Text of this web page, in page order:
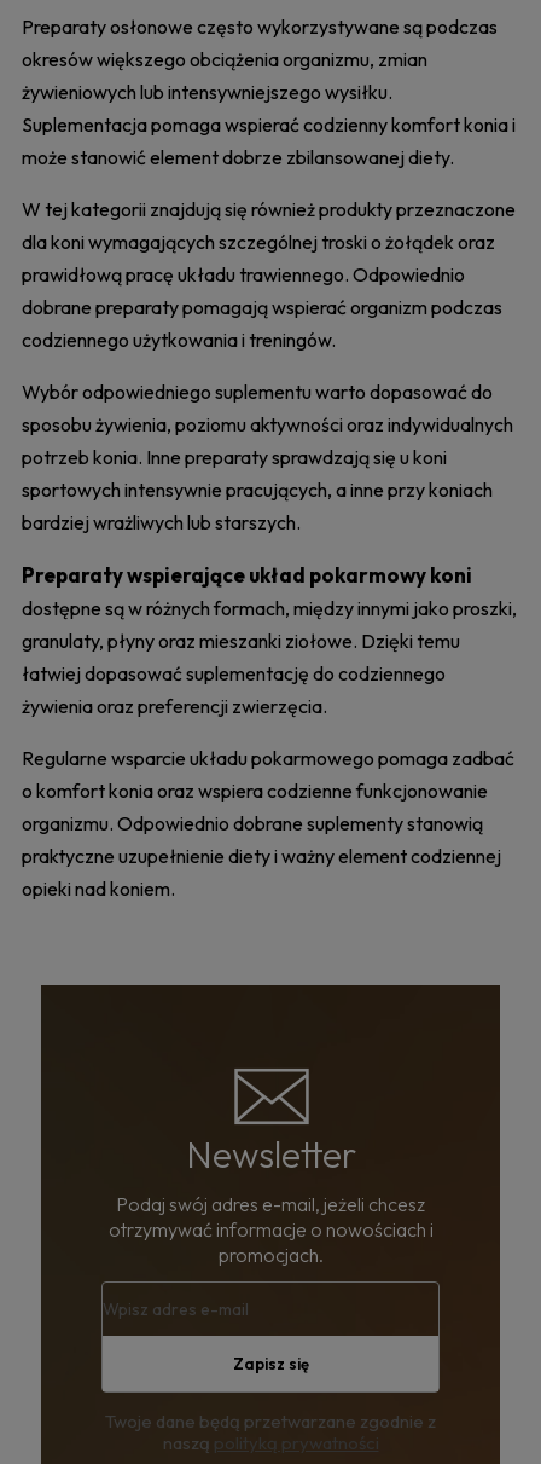
Preparaty osłonowe często wykorzystywane są podczas
okresów większego obciążenia organizmu, zmian
żywieniowych lub intensywniejszego wysiłku.
Suplementacja pomaga wspierać codzienny komfort konia i
może stanowić element dobrze zbilansowanej diety.
W tej kategorii znajdują się również produkty przeznaczone
dla koni wymagających szczególnej troski o żołądek oraz
prawidłową pracę układu trawiennego. Odpowiednio
dobrane preparaty pomagają wspierać organizm podczas
codziennego użytkowania i treningów.
Wybór odpowiedniego suplementu warto dopasować do
sposobu żywienia, poziomu aktywności oraz indywidualnych
potrzeb konia. Inne preparaty sprawdzają się u koni
sportowych intensywnie pracujących, a inne przy koniach
bardziej wrażliwych lub starszych.
Preparaty wspierające układ pokarmowy koni
dostępne są w różnych formach, między innymi jako proszki,
granulaty, płyny oraz mieszanki ziołowe. Dzięki temu
łatwiej dopasować suplementację do codziennego
żywienia oraz preferencji zwierzęcia.
Regularne wsparcie układu pokarmowego pomaga zadbać
o komfort konia oraz wspiera codzienne funkcjonowanie
organizmu. Odpowiednio dobrane suplementy stanowią
praktyczne uzupełnienie diety i ważny element codziennej
opieki nad koniem.
Newsletter
Podaj swój adres e-mail, jeżeli chcesz
otrzymywać informacje o nowościach i
promocjach.
Zapisz się
Twoje dane będą przetwarzane zgodnie z
naszą polityką prywatności